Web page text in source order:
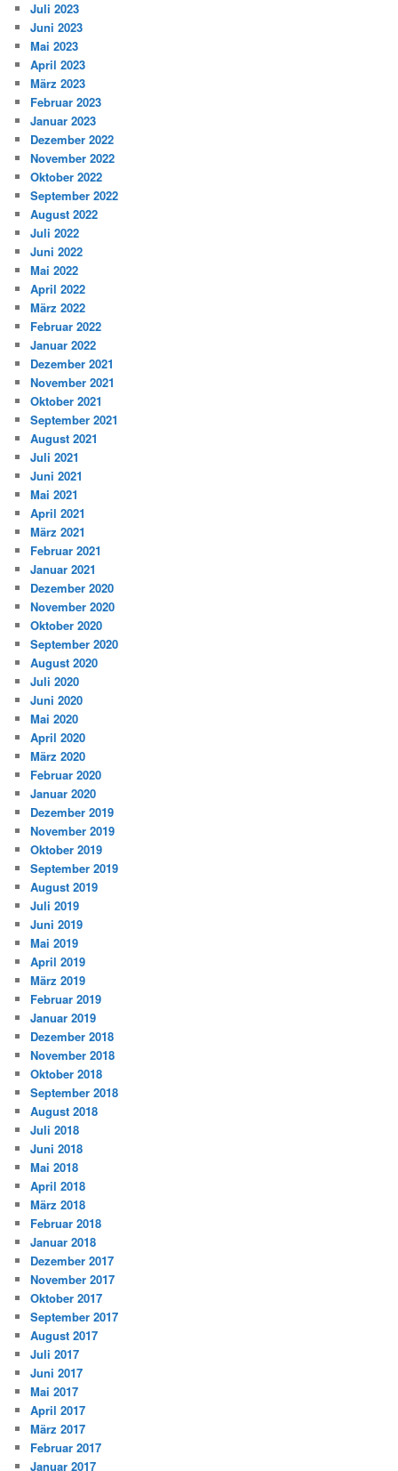
Juli 2023
Juni 2023
Mai 2023
April 2023
März 2023
Februar 2023
Januar 2023
Dezember 2022
November 2022
Oktober 2022
September 2022
August 2022
Juli 2022
Juni 2022
Mai 2022
April 2022
März 2022
Februar 2022
Januar 2022
Dezember 2021
November 2021
Oktober 2021
September 2021
August 2021
Juli 2021
Juni 2021
Mai 2021
April 2021
März 2021
Februar 2021
Januar 2021
Dezember 2020
November 2020
Oktober 2020
September 2020
August 2020
Juli 2020
Juni 2020
Mai 2020
April 2020
März 2020
Februar 2020
Januar 2020
Dezember 2019
November 2019
Oktober 2019
September 2019
August 2019
Juli 2019
Juni 2019
Mai 2019
April 2019
März 2019
Februar 2019
Januar 2019
Dezember 2018
November 2018
Oktober 2018
September 2018
August 2018
Juli 2018
Juni 2018
Mai 2018
April 2018
März 2018
Februar 2018
Januar 2018
Dezember 2017
November 2017
Oktober 2017
September 2017
August 2017
Juli 2017
Juni 2017
Mai 2017
April 2017
März 2017
Februar 2017
Januar 2017